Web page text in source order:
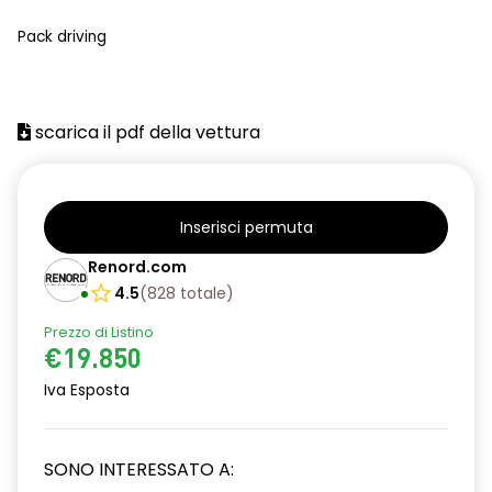
Bracciolo anteriore con vano portaoggetti
Chiusura elettrica delle porte
Climatizzatore automatico
Cruise Control
Design cerchi in lega TAMIA neri con coprimozzo in rame
Distance warning avviso distanza di sicurezza
Driver display 7''
Eco Mode
Pack driving
scarica il pdf della vettura
Inserisci permuta
Renord.com
4.5(828 totale)
Prezzo di Listino
€19.850
Iva Esposta
SONO INTERESSATO A: